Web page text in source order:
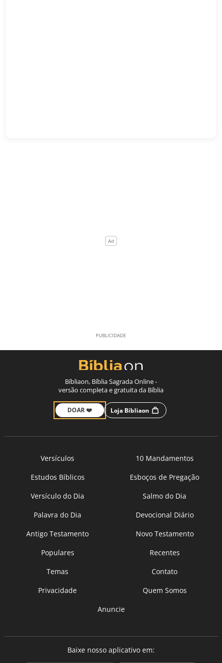
Bíbliaon, Bíblia Sagrada Online -
versão completa e gratuita da Bíblia
DOAR ❤️ Loja Bíbliaon
Versículos
10 Mandamentos
Estudos Bíblicos
Esboços de Pregação
Versículo do Dia
Salmo do Dia
Palavra do Dia
Devocional Diário
Antigo Testamento
Novo Testamento
Populares
Recentes
Temas
Contato
Privacidade
Quem Somos
Anuncie
Baixe nosso aplicativo em: